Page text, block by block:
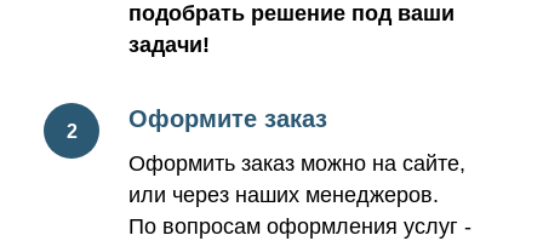
подобрать решение под ваши
задачи!
Оформите заказ
Оформить заказ можно на сайте,
или через наших менеджеров.
По вопросам оформления услуг -